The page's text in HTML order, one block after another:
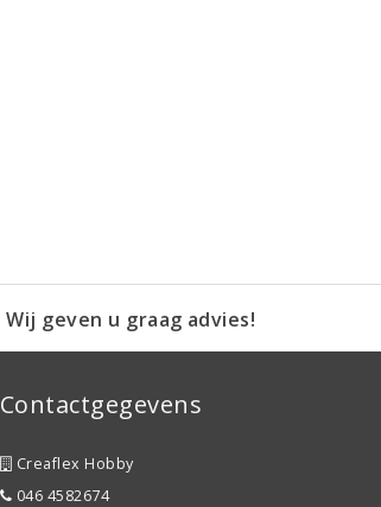
Wij geven u graag advies!
Contactgegevens
Creaflex Hobby
046 4582674